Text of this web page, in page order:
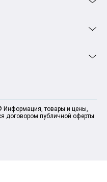
Информация, товары и цены,
договором публичной оферты